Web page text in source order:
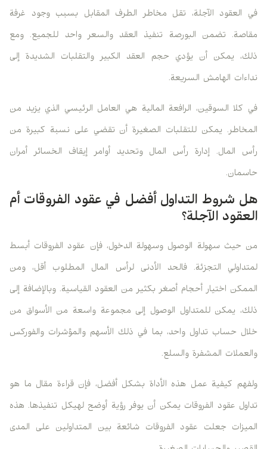
في العقود الآجلة، تقل مخاطر الطرف المقابل بسبب وجود غرفة
مقاصة. تضمن البورصة تنفيذ العقد والسعر واحد للجميع. ومع
ذلك، يمكن أن يؤدي حجم العقد الكبير والتقلبات الشديدة إلى
نداءات الهامش السريعة.
في كلا السوقين، الرافعة المالية هي العامل الرئيسي الذي يزيد من
المخاطر. يمكن للتقلبات الصغيرة أن تقضي على نسبة كبيرة من
رأس المال. إدارة رأس المال وتحديد أوامر إيقاف الخسائر أمران
حاسمان.
هل شروط التداول أفضل في عقود الفروقات أم
العقود الآجلة؟
من حيث سهولة الوصول وسهولة الدخول، فإن عقود الفروقات أبسط
لمتداولي التجزئة. فالحد الأدنى لرأس المال المطلوب أقل، ومن
الممكن اختيار أحجام أصغر بكثير من العقود القياسية. وبالإضافة إلى
ذلك، يمكن للمتداول الوصول إلى مجموعة واسعة من الأسواق من
خلال حساب تداول واحد، بما في ذلك الأسهم والمؤشرات والفوركس
والعملات المشفرة والسلع.
ولفهم كيفية عمل هذه الأداة بشكل أفضل، فإن قراءة مقال ما هو
تداول عقود الفروقات يمكن أن يوفر رؤية أوضح لهيكل تنفيذها. هذه
الميزات جعلت عقود الفروقات شائعة بين المتداولين على المدى